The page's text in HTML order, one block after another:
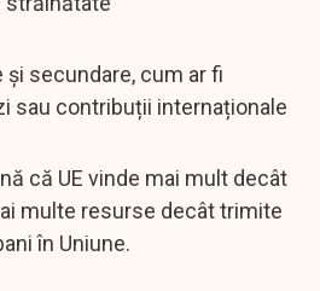
și secundare, cum ar fi
sau contribuții internaționale
că UE vinde mai mult decât
multe resurse decât trimite
în Uniune.